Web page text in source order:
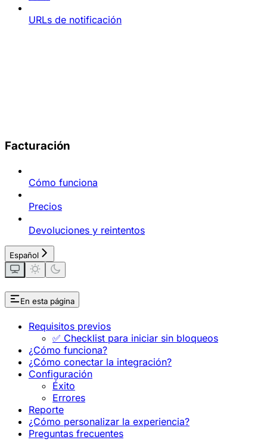
URLs de notificación
Facturación
Cómo funciona
Precios
Devoluciones y reintentos
Español
En esta página
Requisitos previos
✅ Checklist para iniciar sin bloqueos
¿Cómo funciona?
¿Cómo conectar la integración?
Configuración
Éxito
Errores
Reporte
¿Cómo personalizar la experiencia?
Preguntas frecuentes